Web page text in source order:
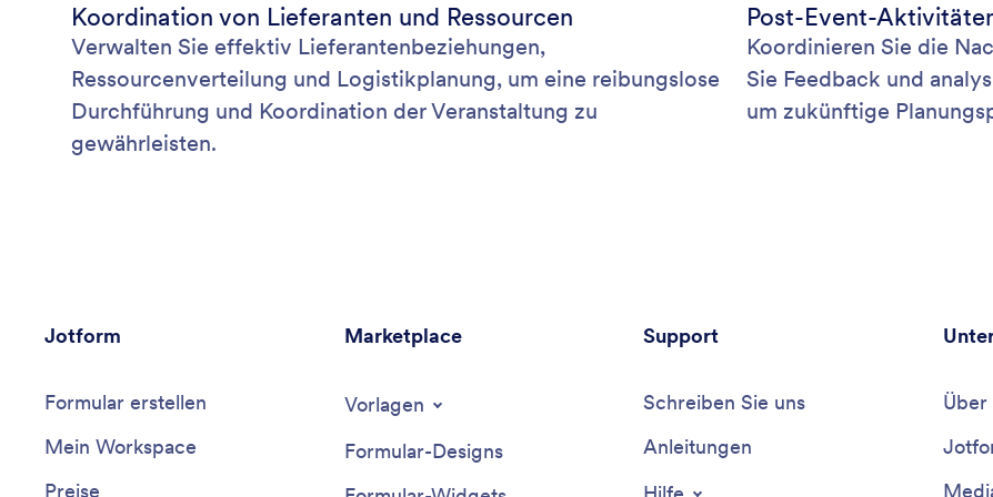
Koordination von Lieferanten und Ressourcen
Verwalten Sie effektiv Lieferantenbeziehungen,
Ressourcenverteilung und Logistikplanung, um eine reibungslose
Durchführung und Koordination der Veranstaltung zu
gewährleisten.
Post-Event-
Koordinieren Sie die
Sie Feedback und
um zukünftige
Jotform
Formular erstellen
Mein Workspace
Preise
Marketplace
Vorlagen
Formular-Designs
Support
Schreiben Sie uns
Anleitungen
Über